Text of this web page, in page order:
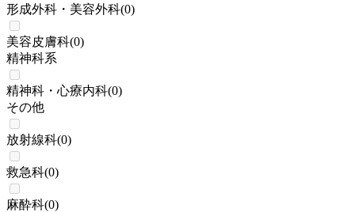
形成外科・美容外科(0)
美容皮膚科(0)
精神科系
精神科・心療内科(0)
その他
放射線科(0)
救急科(0)
麻酔科(0)